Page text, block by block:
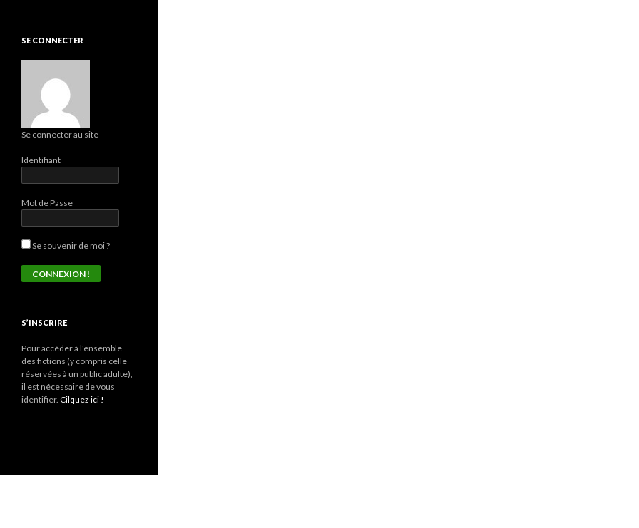
SE CONNECTER
Se connecter au site
Identifiant
Mot de Passe
Se souvenir de moi ?
S’INSCRIRE
Pour accéder à l'ensemble
des fictions (y compris celle
réservées à un public adulte),
il est nécessaire de vous
identifier. Cilquez ici !